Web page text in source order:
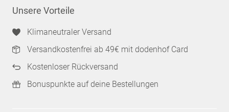
Unsere Vorteile
Klimaneutraler Versand
Versandkostenfrei ab 49€ mit dodenhof Card
Kostenloser Rückversand
Bonuspunkte auf deine Bestellungen